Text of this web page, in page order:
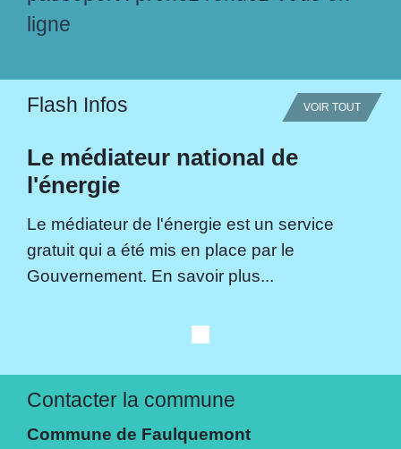
ligne
Flash Infos VOIR TOUT
Le médiateur national de
l'énergie
Le médiateur de l'énergie est un service
gratuit qui a été mis en place par le
Gouvernement. En savoir plus...
Contacter la commune
Commune de Faulquemont